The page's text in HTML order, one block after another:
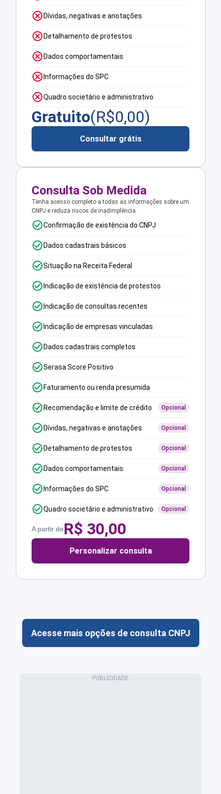
Dívidas, negativas e anotações
Detalhamento de protestos
Dados comportamentais
Informações do SPC
Quadro societário e administrativo
Gratuito(R$0,00)
Consultar grátis
Consulta Sob Medida
Tenha acesso completo a todas as informações sobre um
CNPJ e reduza riscos de inadimplência.
Confirmação de existência do CNPJ
Dados cadastrais básicos
Situação na Receita Federal
Indicação de existência de protestos
Indicação de consultas recentes
Indicação de empresas vinculadas
Dados cadastrais completos
Serasa Score Positivo
Faturamento ou renda presumida
Recomendação e limite de crédito Opcional
Dívidas, negativas e anotações Opcional
Detalhamento de protestos Opcional
Dados comportamentais Opcional
Informações do SPC Opcional
Quadro societário e administrativo Opcional
A partir deR$ 30,00
Personalizar consulta
Acesse mais opções de consulta CNPJ